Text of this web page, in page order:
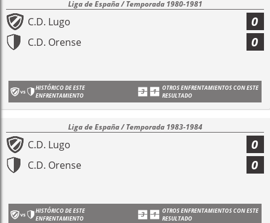
Liga de España / Temporada 1980-1981
C.D. Lugo 0
C.D. Orense 0
HISTÓRICO DE ESTE
ENFRENTAMIENTO
OTROS ENFRENTAMIENTOS CON ESTE
RESULTADO
Liga de España / Temporada 1983-1984
C.D. Lugo 0
C.D. Orense 0
HISTÓRICO DE ESTE
ENFRENTAMIENTO
OTROS ENFRENTAMIENTOS CON ESTE
RESULTADO